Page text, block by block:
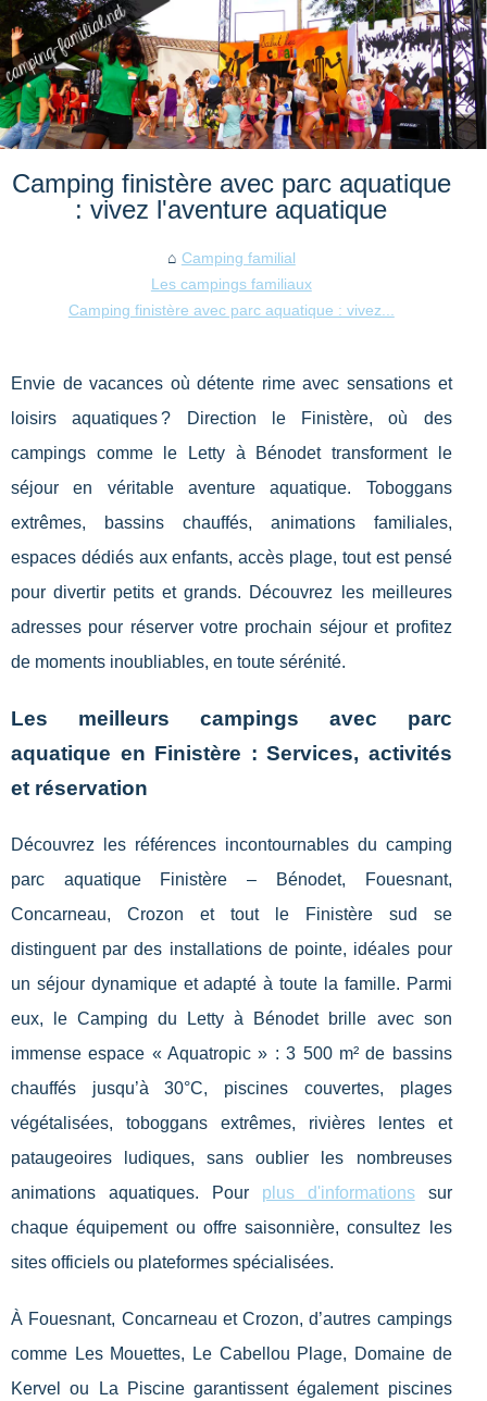
Camping finistère avec parc aquatique
: vivez l'aventure aquatique
Camping familial
Les campings familiaux
Camping finistère avec parc aquatique : vivez...
Envie de vacances où détente rime avec sensations et
loisirs aquatiques ? Direction le Finistère, où des
campings comme le Letty à Bénodet transforment le
séjour en véritable aventure aquatique. Toboggans
extrêmes, bassins chauffés, animations familiales,
espaces dédiés aux enfants, accès plage, tout est pensé
pour divertir petits et grands. Découvrez les meilleures
adresses pour réserver votre prochain séjour et profitez
de moments inoubliables, en toute sérénité.
Les meilleurs campings avec parc
aquatique en Finistère : Services, activités
et réservation
Découvrez les références incontournables du camping
parc aquatique Finistère – Bénodet, Fouesnant,
Concarneau, Crozon et tout le Finistère sud se
distinguent par des installations de pointe, idéales pour
un séjour dynamique et adapté à toute la famille. Parmi
eux, le Camping du Letty à Bénodet brille avec son
immense espace « Aquatropic » : 3 500 m² de bassins
chauffés jusqu’à 30°C, piscines couvertes, plages
végétalisées, toboggans extrêmes, rivières lentes et
pataugeoires ludiques, sans oublier les nombreuses
animations aquatiques. Pour plus d'informationssur
chaque équipement ou offre saisonnière, consultez les
sites officiels ou plateformes spécialisées.
À Fouesnant, Concarneau et Crozon, d’autres campings
comme Les Mouettes, Le Cabellou Plage, Domaine de
Kervel ou La Piscine garantissent également piscines